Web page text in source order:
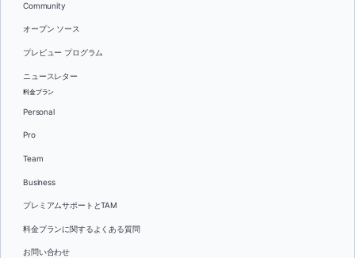
Community
オープン ソース
プレビュー プログラム
ニュースレター
料金プラン
Personal
Pro
Team
Business
プレミアムサポートとTAM
料金プランに関するよくある質問
お問い合わせ